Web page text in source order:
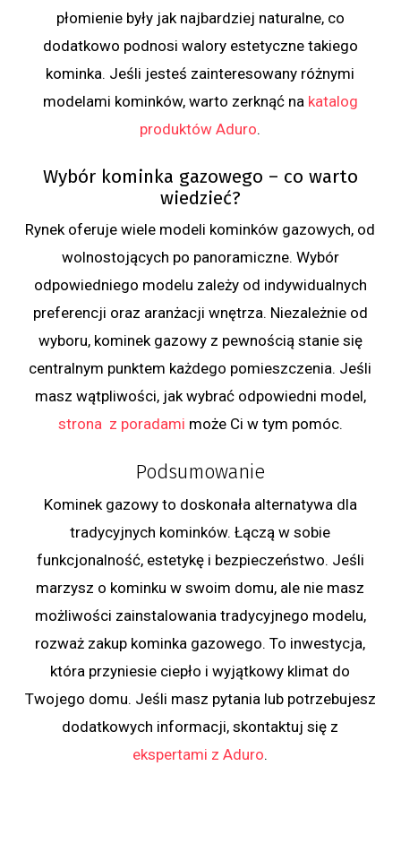
płomienie były jak najbardziej naturalne, co
dodatkowo podnosi walory estetyczne takiego
kominka. Jeśli jesteś zainteresowany różnymi
modelami kominków, warto zerknąć na katalog
produktów Aduro.
Wybór kominka gazowego – co warto
wiedzieć?
Rynek oferuje wiele modeli kominków gazowych, od
wolnostojących po panoramiczne. Wybór
odpowiedniego modelu zależy od indywidualnych
preferencji oraz aranżacji wnętrza. Niezależnie od
wyboru, kominek gazowy z pewnością stanie się
centralnym punktem każdego pomieszczenia. Jeśli
masz wątpliwości, jak wybrać odpowiedni model,
strona z poradami może Ci w tym pomóc.
Podsumowanie
Kominek gazowy to doskonała alternatywa dla
tradycyjnych kominków. Łączą w sobie
funkcjonalność, estetykę i bezpieczeństwo. Jeśli
marzysz o kominku w swoim domu, ale nie masz
możliwości zainstalowania tradycyjnego modelu,
rozważ zakup kominka gazowego. To inwestycja,
która przyniesie ciepło i wyjątkowy klimat do
Twojego domu. Jeśli masz pytania lub potrzebujesz
dodatkowych informacji, skontaktuj się z
ekspertami z Aduro.